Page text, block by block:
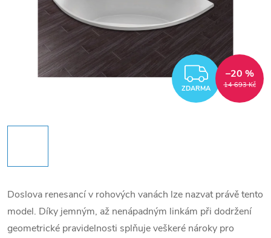
ZDARMA 14 693 Kč
–20 %
Doslova renesancí v rohových vanách lze nazvat právě tento
model. Díky jemným, až nenápadným linkám při dodržení
geometrické pravidelnosti splňuje veškeré nároky pro